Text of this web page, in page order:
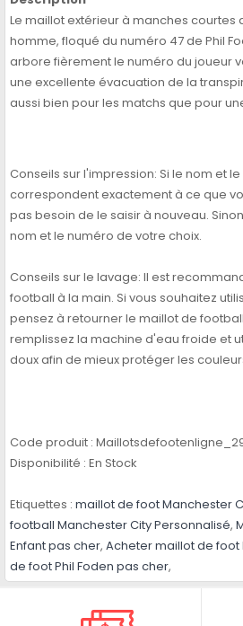
Le maillot extérieur à manches courtes
homme, floqué du numéro 47 de Phil
arbore fièrement le numéro du joueur
une excellente évacuation de la
aussi bien pour les matchs que pour
Conseils sur l'impression: Si le nom et
correspondent exactement à ce que
pas besoin de le saisir à nouveau.
nom et le numéro de votre choix.
Conseils sur le lavage: Il est
football à la main. Si vous souhaitez
pensez à retourner le maillot de
remplissez la machine d'eau froide et
doux afin de mieux protéger les
Code produit :
Disponibilité : En Stock
Etiquettes : maillot de foot Manchester
football Manchester City Personnalisé,
Enfant pas cher, Acheter maillot de foot
de foot Phil Foden pas cher,